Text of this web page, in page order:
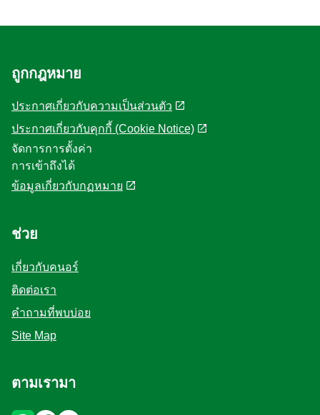
ถูกกฎหมาย
ประกาศเกี่ยวกับความเป็นส่วนตัว
ประกาศเกี่ยวกับคุกกี้ (Cookie Notice)
จัดการการตั้งค่า
การเข้าถึงได้
ข้อมูลเกี่ยวกับกฏหมาย
ช่วย
เกี่ยวกับคนอร์
ติดต่อเรา
คำถามที่พบบ่อย
Site Map
ตามเรามา